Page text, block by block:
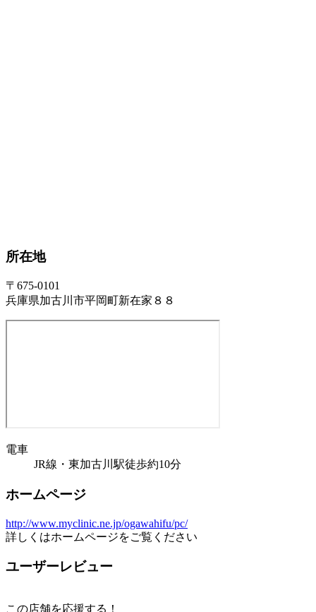
所在地
〒675-0101
兵庫県加古川市平岡町新在家８８
電車
JR線・東加古川駅徒歩約10分
ホームページ
http://www.myclinic.ne.jp/ogawahifu/pc/
詳しくはホームページをご覧ください
ユーザーレビュー
この店舗を応援する！